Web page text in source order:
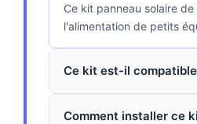
Ce kit panneau solaire
l'alimentation de petits
Ce kit est-il
Comment installer ce